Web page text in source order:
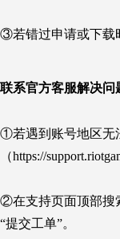
③若错过申请或下载
联系官方客服解决问
①若遇到账号地区无
（https://
②在支持页面顶部搜
“提交工单”。